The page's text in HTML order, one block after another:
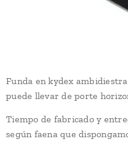
Funda en kydex
puede llevar de porte
Tiempo de fabricado y
según faena que